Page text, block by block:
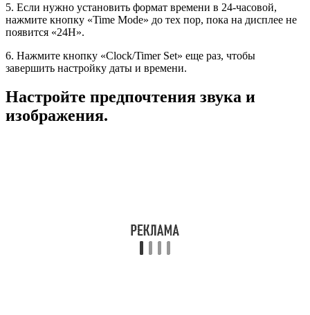
5. Если нужно установить формат времени в 24-часовой,
нажмите кнопку «Time Mode» до тех пор, пока на дисплее не
появится «24H».
6. Нажмите кнопку «Clock/Timer Set» еще раз, чтобы
завершить настройку даты и времени.
Настройте предпочтения звука и
изображения.